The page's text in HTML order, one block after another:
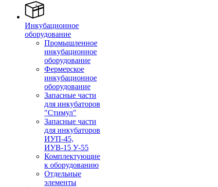
Инкубационное
оборудование
Промышленное
инкубационное
оборудование
Фермерское
инкубационное
оборудование
Запасные части
для инкубаторов
"Стимул"
Запасные части
для инкубаторов
ИУП-45,
ИУВ-15 У-55
Комплектующие
к оборудованию
Отдельные
элементы